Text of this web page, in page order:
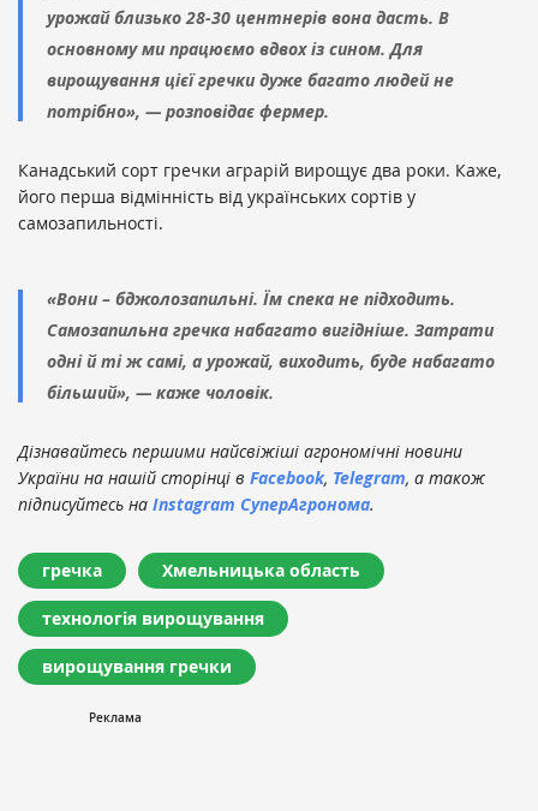
урожай близько 28-30 центнерів вона дасть. В
основному ми працюємо вдвох із сином. Для
вирощування цієї гречки дуже багато людей не
потрібно», — розповідає фермер.
Канадський сорт гречки аграрій вирощує два роки. Каже,
його перша відмінність від українських сортів у
самозапильності.
«Вони – бджолозапильні. Їм спека не підходить.
Самозапильна гречка набагато вигідніше. Затрати
одні й ті ж самі, а урожай, виходить, буде набагато
більший», — каже чоловік.
Дізнавайтесь першими найсвіжіші агрономічні новини
України на нашій сторінці в Facebook, Telegram, а також
підписуйтесь на Instagram СуперАгронома.
гречка Хмельницька область
технологія вирощування
вирощування гречки